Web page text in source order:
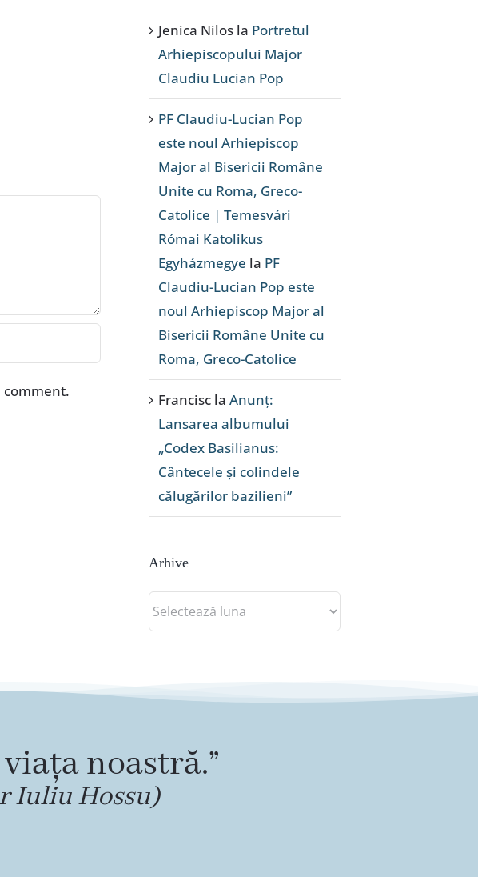
Jenica Nilos la Portretul
Arhiepiscopului Major
Claudiu Lucian Pop
PF Claudiu-Lucian Pop
este noul Arhiepiscop
Major al Bisericii Române
Unite cu Roma, Greco-
Catolice | Temesvári
Római Katolikus
Egyházmegye la PF
Claudiu-Lucian Pop este
noul Arhiepiscop Major al
Bisericii Române Unite cu
Roma, Greco-Catolice
Francisc la Anunț:
Lansarea albumului
„Codex Basilianus:
Cântecele și colindele
călugărilor bazilieni”
Arhive
Arhive
noastră.”
Iuliu Hossu)